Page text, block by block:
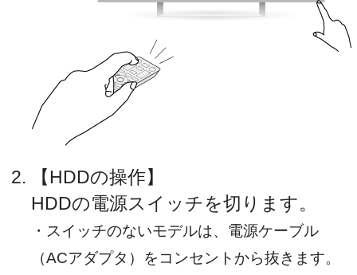
【HDDの操作】
HDDの電源スイッチを切ります。
・スイッチのないモデルは、電源ケーブル
（ACアダプタ）をコンセントから抜きます。